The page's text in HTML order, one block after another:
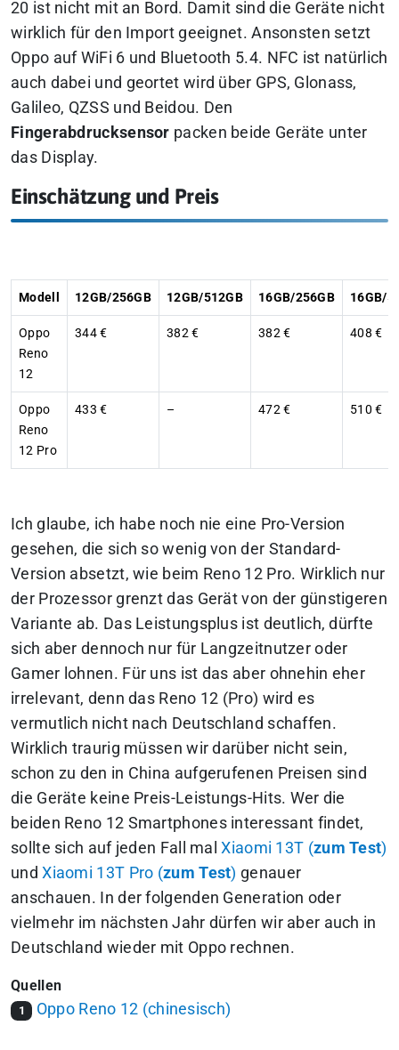
20 ist nicht mit an Bord. Damit sind die Geräte nicht
wirklich für den Import geeignet. Ansonsten setzt
Oppo auf WiFi 6 und Bluetooth 5.4. NFC ist natürlich
auch dabei und geortet wird über GPS, Glonass,
Galileo, QZSS und Beidou. Den
Fingerabdrucksensor packen beide Geräte unter
das Display.
Einschätzung und Preis
Modell 12GB/256GB 12GB/512GB 16GB/256GB 16GB/
Oppo
Reno
12
344 € 382 € 382 € 408 €
Oppo
Reno
12 Pro
433 € – 472 € 510 €
Ich glaube, ich habe noch nie eine Pro-Version
gesehen, die sich so wenig von der Standard-
Version absetzt, wie beim Reno 12 Pro. Wirklich nur
der Prozessor grenzt das Gerät von der günstigeren
Variante ab. Das Leistungsplus ist deutlich, dürfte
sich aber dennoch nur für Langzeitnutzer oder
Gamer lohnen. Für uns ist das aber ohnehin eher
irrelevant, denn das Reno 12 (Pro) wird es
vermutlich nicht nach Deutschland schaffen.
Wirklich traurig müssen wir darüber nicht sein,
schon zu den in China aufgerufenen Preisen sind
die Geräte keine Preis-Leistungs-Hits. Wer die
beiden Reno 12 Smartphones interessant findet,
sollte sich auf jeden Fall malXiaomi 13T (zum Test)
undXiaomi 13T Pro (zum Test) genauer
anschauen. In der folgenden Generation oder
vielmehr im nächsten Jahr dürfen wir aber auch in
Deutschland wieder mit Oppo rechnen.
Quellen
1 Oppo Reno 12 (chinesisch)